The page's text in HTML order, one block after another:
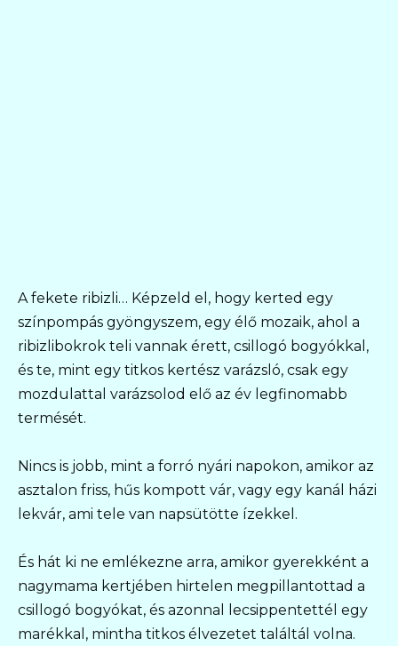
A fekete ribizli… Képzeld el, hogy kerted egy
színpompás gyöngyszem, egy élő mozaik, ahol a
ribizlibokrok teli vannak érett, csillogó bogyókkal,
és te, mint egy titkos kertész varázsló, csak egy
mozdulattal varázsolod elő az év legfinomabb
termését.
Nincs is jobb, mint a forró nyári napokon, amikor az
asztalon friss, hűs kompott vár, vagy egy kanál házi
lekvár, ami tele van napsütötte ízekkel.
És hát ki ne emlékezne arra, amikor gyerekként a
nagymama kertjében hirtelen megpillantottad a
csillogó bogyókat, és azonnal lecsippentettél egy
marékkal, mintha titkos élvezetet találtál volna.